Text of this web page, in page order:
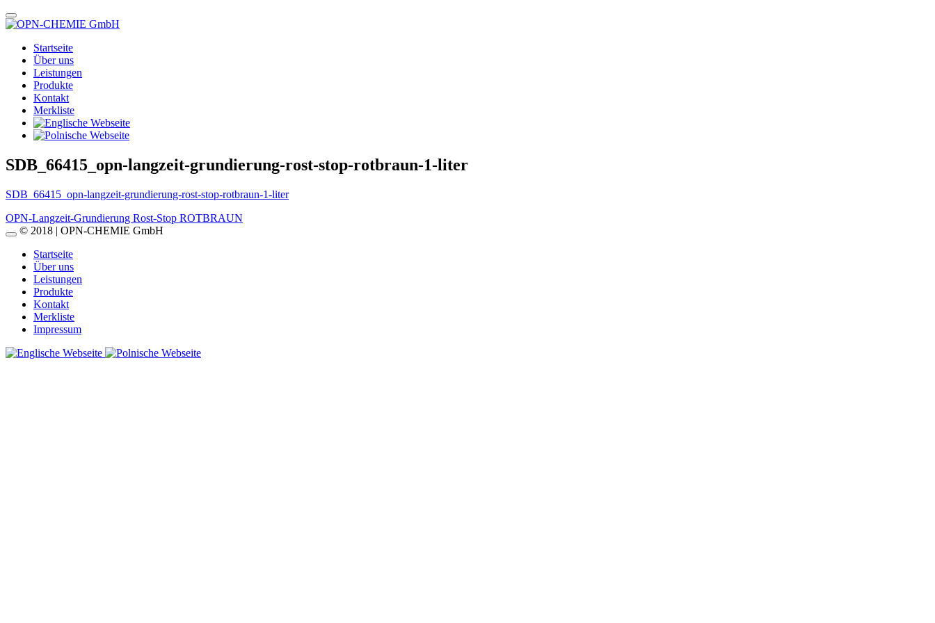
Startseite
Über uns
Leistungen
Produkte
Kontakt
Merkliste
SDB_66415_opn-langzeit-grundierung-rost-stop-rotbraun-1-liter
SDB_66415_opn-langzeit-grundierung-rost-stop-rotbraun-1-liter
Beitragsnavigation
OPN-Langzeit-Grundierung Rost-Stop ROTBRAUN
© 2018 | OPN-CHEMIE GmbH
Startseite
Über uns
Leistungen
Produkte
Kontakt
Merkliste
Impressum